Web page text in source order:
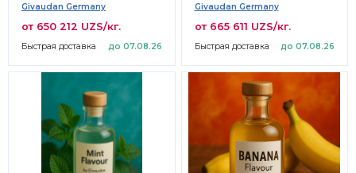
Givaudan Germany
от 650 212 UZS/кг.
Быстрая доставка до 07.08.26
Givaudan Germany
от 665 611 UZS/кг.
Быстрая доставка до 07.08.26